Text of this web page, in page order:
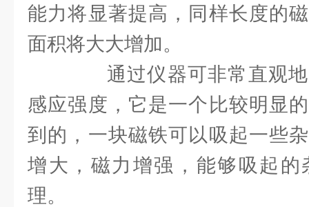
能力将显著提高，同样长度的
面积将大大增加。
通过仪器可非常直观地
感应强度，它是一个比较明显
到的，一块磁铁可以吸起一些
增大，磁力增强，能够吸起的
理。